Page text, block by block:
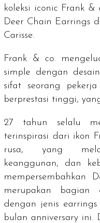
koleksi iconic Frank &
Deer Chain Earrings
Carisse.
Frank & co.
simple dengan
sifat seorang
berprestasi tinggi,
27 tahun selalu
terinspirasi dari ikon
rusa, yang
keanggunan, dan
mempersembahkan
merupakan bagian
dengan jenis earrings
bulan anniversary ini.